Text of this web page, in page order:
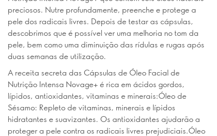
preciosos. Nutre profundamente, preenche e protege a
pele dos radicais livres. Depois de testar as cápsulas,
descobrimos que é possível ver uma melhoria no tom da
pele, bem como uma diminuição das rídulas e rugas após
duas semanas de utilização.
A receita secreta das Cápsulas de Óleo Facial de
Nutrição Intensa Novage+ é rica em ácidos gordos,
lípidos, antioxidantes, vitaminas e minerais:Óleo de
Sésamo: Repleto de vitaminas, minerais e lípidos
hidratantes e suavizantes. Os antioxidantes ajudarão a
proteger a pele contra os radicais livres prejudiciais.Óleo